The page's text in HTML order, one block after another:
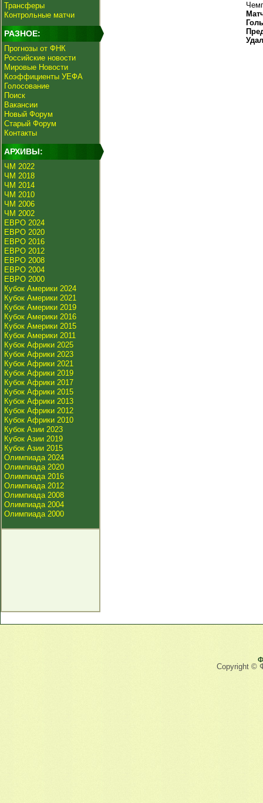
Трансферы
Контрольные матчи
РАЗНОЕ:
Прогнозы от ФНК
Российские новости
Мировые Новости
Коэффициенты УЕФА
Голосование
Поиск
Вакансии
Новый Форум
Старый Форум
Контакты
АРХИВЫ:
ЧМ 2022
ЧМ 2018
ЧМ 2014
ЧМ 2010
ЧМ 2006
ЧМ 2002
ЕВРО 2024
ЕВРО 2020
ЕВРО 2016
ЕВРО 2012
ЕВРО 2008
ЕВРО 2004
ЕВРО 2000
Кубок Америки 2024
Кубок Америки 2021
Кубок Америки 2019
Кубок Америки 2016
Кубок Америки 2015
Кубок Америки 2011
Кубок Африки 2025
Кубок Африки 2023
Кубок Африки 2021
Кубок Африки 2019
Кубок Африки 2017
Кубок Африки 2015
Кубок Африки 2013
Кубок Африки 2012
Кубок Африки 2010
Кубок Азии 2023
Кубок Азии 2019
Кубок Азии 2015
Олимпиада 2024
Олимпиада 2020
Олимпиада 2016
Олимпиада 2012
Олимпиада 2008
Олимпиада 2004
Олимпиада 2000
Copyright ©